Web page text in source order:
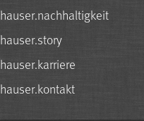
hauser.nachhaltigkeit
hauser.story
hauser.karriere
hauser.kontakt